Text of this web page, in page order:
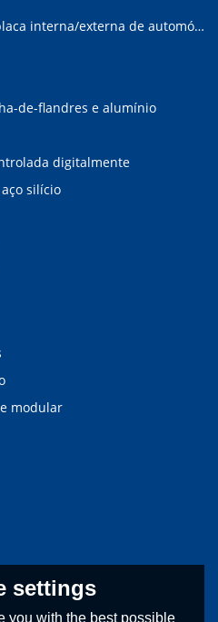
Dispositivo de obturação de placa interna/externa de automóvel
de-flandres e alumínio
digitalmente
silício
modular
settings
you with the best possible